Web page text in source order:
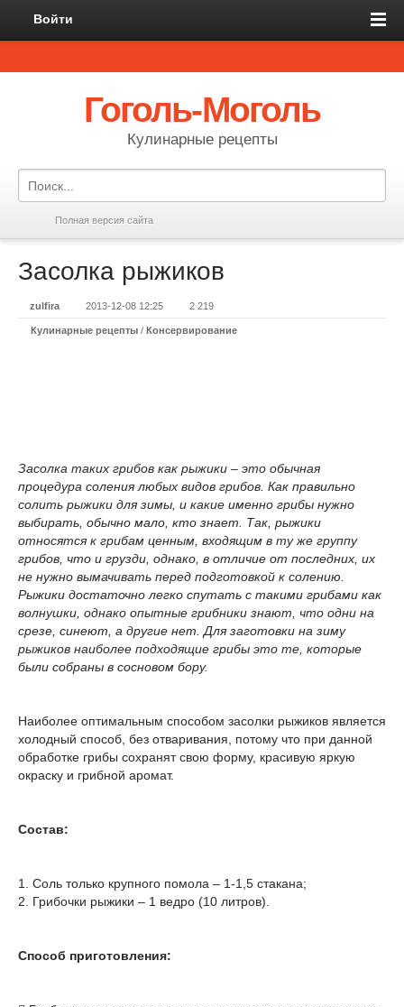
Войти
Гоголь-Моголь
Кулинарные рецепты
Полная версия сайта
Засолка рыжиков
zulfira 2013-12-08 12:25 2 219
Кулинарные рецепты / Консервирование
Засолка таких грибов как рыжики – это обычная
процедура соления любых видов грибов. Как правильно
солить рыжики для зимы, и какие именно грибы нужно
выбирать, обычно мало, кто знает. Так, рыжики
относятся к грибам ценным, входящим в ту же группу
грибов, что и грузди, однако, в отличие от последних, их
не нужно вымачивать перед подготовкой к солению.
Рыжики достаточно легко спутать с такими грибами как
волнушки, однако опытные грибники знают, что одни на
срезе, синеют, а другие нет. Для заготовки на зиму
рыжиков наиболее подходящие грибы это те, которые
были собраны в сосновом бору.
Наиболее оптимальным способом засолки рыжиков является
холодный способ, без отваривания, потому что при данной
обработке грибы сохранят свою форму, красивую яркую
окраску и грибной аромат.
Состав:
1. Соль только крупного помола – 1-1,5 стакана;
2. Грибочки рыжики – 1 ведро (10 литров).
Способ приготовления: